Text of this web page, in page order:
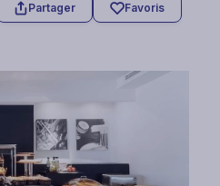
Partager Favoris